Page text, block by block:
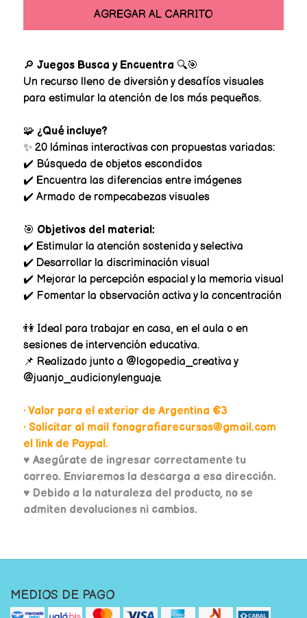
AGREGAR AL CARRITO
🔎 Juegos Busca y Encuentra 🔍🎯
Un recurso lleno de diversión y desafíos visuales
para estimular la atención de los más pequeños.
🧩 ¿Qué incluye?
✨ 20 láminas interactivas con propuestas variadas:
✔️ Búsqueda de objetos escondidos
✔️ Encuentra las diferencias entre imágenes
✔️ Armado de rompecabezas visuales
🎯 Objetivos del material:
✔️ Estimular la atención sostenida y selectiva
✔️ Desarrollar la discriminación visual
✔️ Mejorar la percepción espacial y la memoria visual
✔️ Fomentar la observación activa y la concentración
👫 Ideal para trabajar en casa, en el aula o en
sesiones de intervención educativa.
📌 Realizado junto a @logopedia_creativa y
@juanjo_audicionylenguaje.
• Valor para el exterior de Argentina €3
• Solicitar al mail fonografiarecursos@gmail.com
el link de Paypal.
♥ Asegúrate de ingresar correctamente tu
correo. Enviaremos la descarga a esa dirección.
♥ Debido a la naturaleza del producto, no se
admiten devoluciones ni cambios.
MEDIOS DE PAGO